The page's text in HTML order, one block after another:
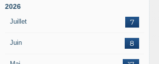
2026
Juillet 7
Juin 8